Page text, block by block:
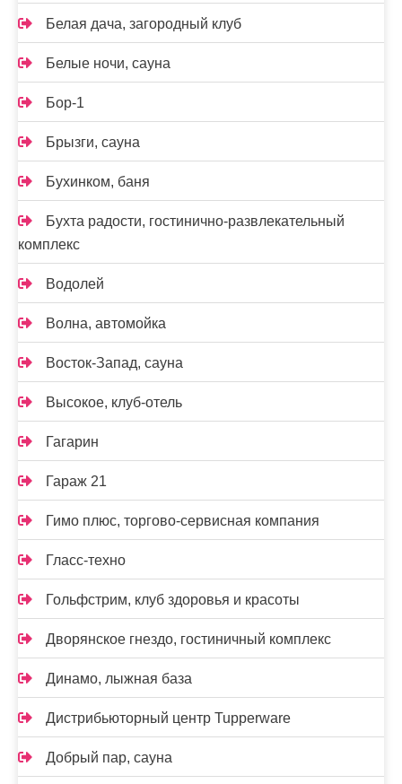
Белая дача, загородный клуб
Белые ночи, сауна
Бор-1
Брызги, сауна
Бухинком, баня
Бухта радости, гостинично-развлекательный
комплекс
Водолей
Волна, автомойка
Восток-Запад, сауна
Высокое, клуб-отель
Гагарин
Гараж 21
Гимо плюс, торгово-сервисная компания
Гласс-техно
Гольфстрим, клуб здоровья и красоты
Дворянское гнездо, гостиничный комплекс
Динамо, лыжная база
Дистрибьюторный центр Tupperware
Добрый пар, сауна